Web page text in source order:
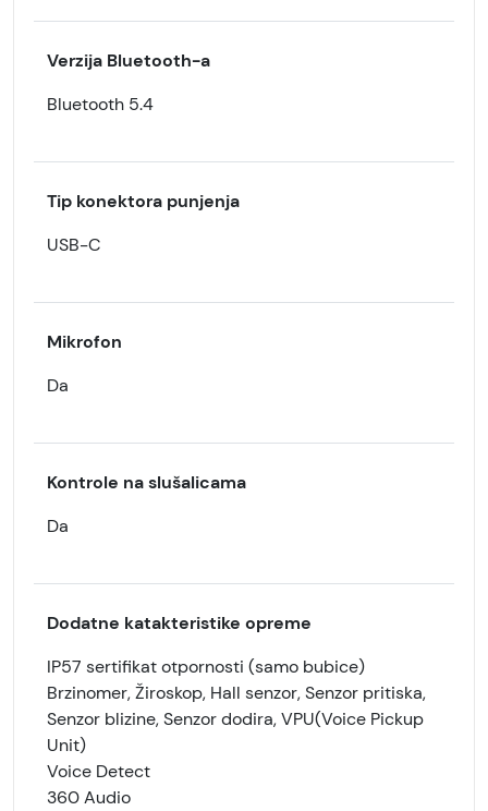
Verzija Bluetooth-a
Bluetooth 5.4
Tip konektora punjenja
USB-C
Mikrofon
Da
Kontrole na slušalicama
Da
Dodatne katakteristike opreme
IP57 sertifikat otpornosti (samo bubice)
Brzinomer, Žiroskop, Hall senzor, Senzor pritiska,
Senzor blizine, Senzor dodira, VPU(Voice Pickup
Unit)
Voice Detect
360 Audio